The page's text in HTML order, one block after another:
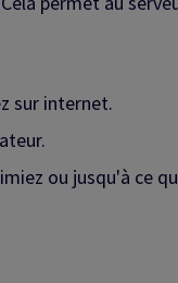
sur internet.
ou jusqu'à ce